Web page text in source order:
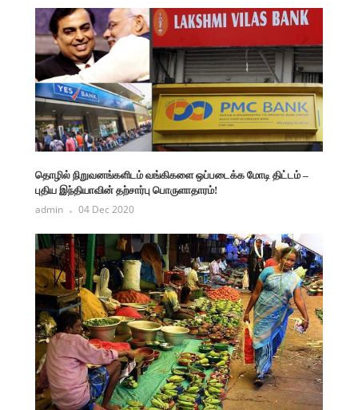
தொழில் நிறுவனங்களிடம் வங்கிகளை ஒப்படைக்க மோடி திட்டம் –
புதிய இந்தியாவின் தற்சார்பு பொருளாதாரம்!
admin 04 Dec 2020